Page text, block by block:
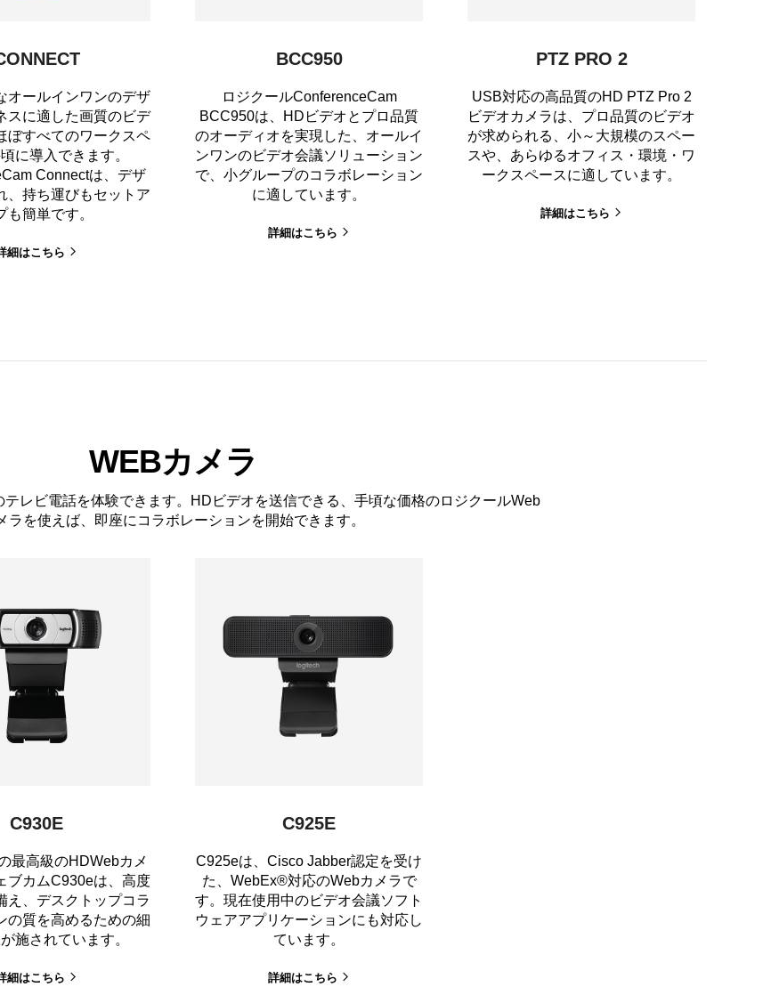
オールインワンのデザ
スに適した画質のビデ
ぼすべてのワークスペ
に導入できます。
Connectは、デザ
、持ち運びもセットア
も簡単です。
細はこちら
BCC950
ロジクールConferenceCam
BCC950は、HDビデオとプロ品質
のオーディオを実現した、オールイ
ンワンのビデオ会議ソリューション
で、小グループのコラボレーション
に適しています。
詳細はこちら
PTZ PRO 2
USB対応の高品質のHD PTZ Pro 2
ビデオカメラは、プロ品質のビデオ
が求められる、小～大規模のスペー
スや、あらゆるオフィス・環境・ワ
ークスペースに適しています。
詳細はこちら
WEBカメラ
レビ電話を体験できます。HDビデオを送信できる、手頃な価格のロジクールWeb
ラを使えば、即座にコラボレーションを開始できます。
C930E
最高級のHDWebカメ
ブカムC930eは、高度
え、デスクトップコラ
の質を高めるための細
施されています。
細はこちら
C925E
C925eは、Cisco Jabber認定を受け
た、WebEx®対応のWebカメラで
す。現在使用中のビデオ会議ソフト
ウェアアプリケーションにも対応し
ています。
詳細はこちら